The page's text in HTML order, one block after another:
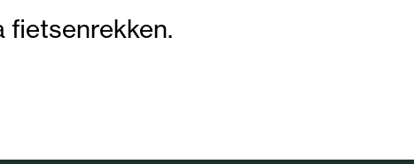
fietsenrekken.